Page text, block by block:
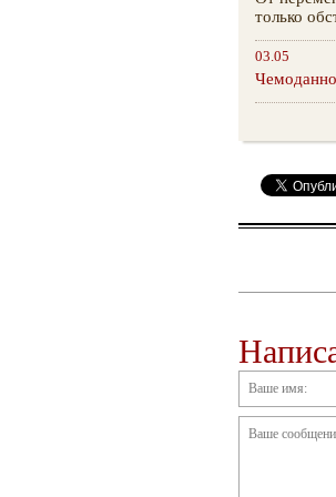
только
03.05